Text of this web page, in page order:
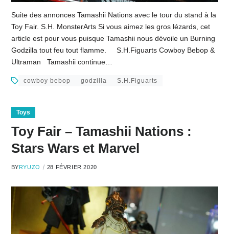
Suite des annonces Tamashii Nations avec le tour du stand à la
Toy Fair. S.H. MonsterArts Si vous aimez les gros lézards, cet
article est pour vous puisque Tamashii nous dévoile un Burning
Godzilla tout feu tout flamme. S.H.Figuarts Cowboy Bebop &
Ultraman Tamashii continue…
cowboy bebop godzilla S.H.Figuarts
Toys
Toy Fair – Tamashii Nations :
Stars Wars et Marvel
BYRYUZO 28 FÉVRIER 2020